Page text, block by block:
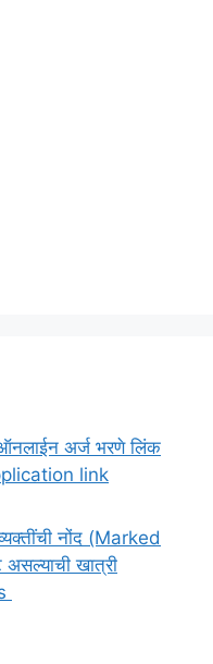
ऑनलाईन अर्ज भरणे लिंक
link
व्यक्तींची नोंद (Marked
असल्याची खात्री